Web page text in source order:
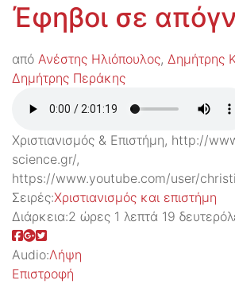
Έφηβοι σε
από Ανέστης Ηλιόπουλος, Δημήτρης
Δημήτρης Περάκης
Χριστιανισμός & Επιστήμη, http://
science.gr/,
https://www.youtube.com/user/
Σειρές:Χριστιανισμός και επιστήμη
Διάρκεια:2 ώρες 1 λεπτά 19
Audio:Λήψη
Επιστροφή